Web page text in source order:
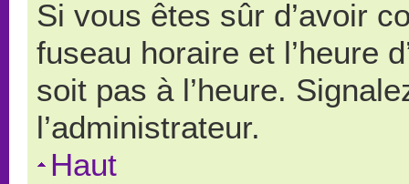
Si vous êtes sûr d’avoir
fuseau horaire et l’heure
soit pas à l’heure.
l’administrateur.
Haut